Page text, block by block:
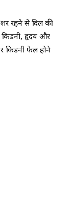
रहने से दिल की
किडनी, हृदय और
किडनी फेल होने